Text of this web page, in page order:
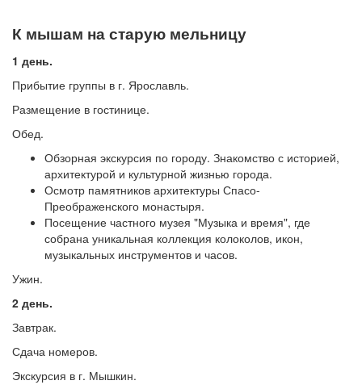
К мышам на старую мельницу
1 день.
Прибытие группы в г. Ярославль.
Размещение в гостинице.
Обед.
Обзорная экскурсия по городу. Знакомство с историей,
архитектурой и культурной жизнью города.
Осмотр памятников архитектуры Спасо-
Преображенского монастыря.
Посещение частного музея "Музыка и время", где
собрана уникальная коллекция колоколов, икон,
музыкальных инструментов и часов.
Ужин.
2 день.
Завтрак.
Сдача номеров.
Экскурсия в г. Мышкин.